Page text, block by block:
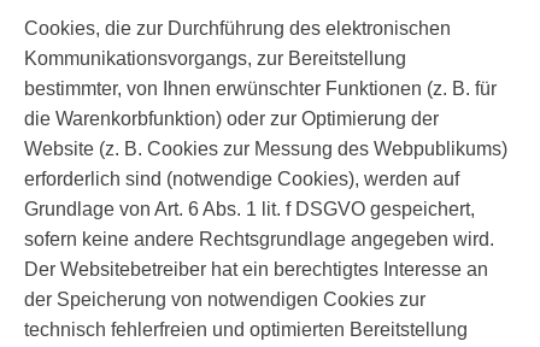
Cookies, die zur Durchführung des elektronischen
Kommunikationsvorgangs, zur Bereitstellung
bestimmter, von Ihnen erwünschter Funktionen (z. B. für
die Warenkorbfunktion) oder zur Optimierung der
Website (z. B. Cookies zur Messung des Webpublikums)
erforderlich sind (notwendige Cookies), werden auf
Grundlage von Art. 6 Abs. 1 lit. f DSGVO gespeichert,
sofern keine andere Rechtsgrundlage angegeben wird.
Der Websitebetreiber hat ein berechtigtes Interesse an
der Speicherung von notwendigen Cookies zur
technisch fehlerfreien und optimierten Bereitstellung